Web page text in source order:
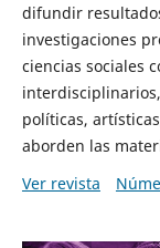
difundir
investigaciones
ciencias sociales
políticas,
aborden las
Ver revista